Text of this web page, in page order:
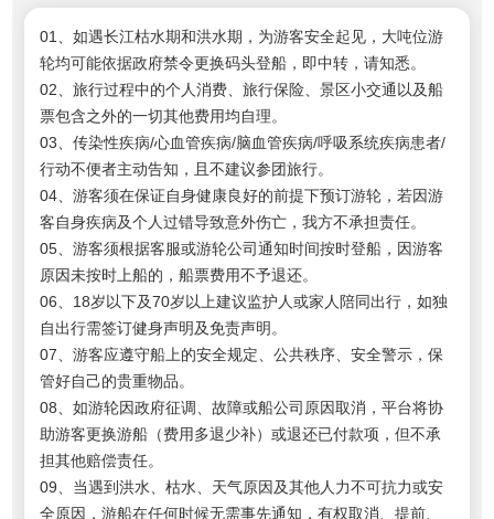
01、如遇长江枯水期和洪水期，为游客安全起见，大吨位游
轮均可能依据政府禁令更换码头登船，即中转，请知悉。
02、旅行过程中的个人消费、旅行保险、景区小交通以及船
票包含之外的一切其他费用均自理。
03、传染性疾病/心血管疾病/脑血管疾病/呼吸系统疾病患者/
行动不便者主动告知，且不建议参团旅行。
04、游客须在保证自身健康良好的前提下预订游轮，若因游
客自身疾病及个人过错导致意外伤亡，我方不承担责任。
05、游客须根据客服或游轮公司通知时间按时登船，因游客
原因未按时上船的，船票费用不予退还。
06、18岁以下及70岁以上建议监护人或家人陪同出行，如独
自出行需签订健身声明及免责声明。
07、游客应遵守船上的安全规定、公共秩序、安全警示，保
管好自己的贵重物品。
08、如游轮因政府征调、故障或船公司原因取消，平台将协
助游客更换游船（费用多退少补）或退还已付款项，但不承
担其他赔偿责任。
09、当遇到洪水、枯水、天气原因及其他人力不可抗力或安
全原因，游船在任何时候无需事先通知，有权取消、提前、